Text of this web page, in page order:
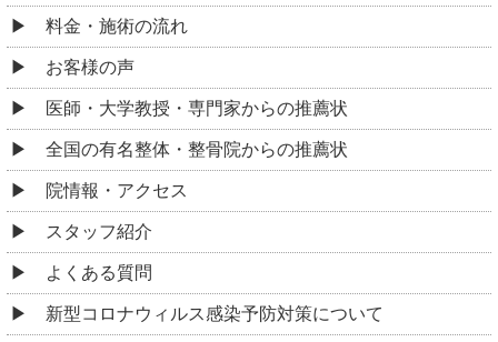
料金・施術の流れ
お客様の声
医師・大学教授・専門家からの推薦状
全国の有名整体・整骨院からの推薦状
院情報・アクセス
スタッフ紹介
よくある質問
新型コロナウィルス感染予防対策について